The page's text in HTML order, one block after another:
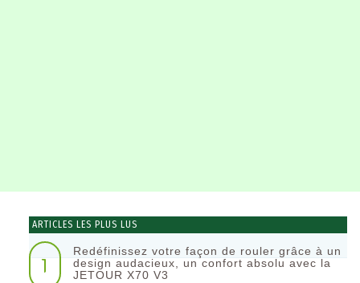
ARTICLES LES PLUS LUS
1
Redéfinissez votre façon de rouler grâce à un
design audacieux, un confort absolu avec la
JETOUR X70 V3